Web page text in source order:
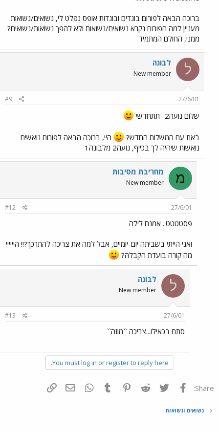
ברוכה הבאה לפורום בוגדים ובוגדות אופס נפלט לי, נשואים/נשואות.
מעניין למה הפורום נקרא נשואים/נשואות ולא להפך נשואות/נשואים?
ממני, החולם המתמיד
ל לבונה
New member
27/6/01
#9
שלום נועה2- תתחדשי
באת עם המשלוח החדש?
היי, ברוכה הבאה לפורום נואשים
נואשות שיהיה לך בכייף, נועה2 מלבונה1
מ מחריבת מסיבות
New member
27/6/01
#12
פסטטטט.. אמנם לילה
ואני הייתי בשביתה יום-יומיים, אבל למה את צריכה להתרכך?!! היייייי
מה קורה בועדת הקבלה?
ל לבונה
New member
27/6/01
#13
סתם בכאילו...צריכה ``מוזה``
You must log in or register to reply here.
Share: פייסבוק Twitter
Reddit
Pinterest
Tumblr
WhatsAppדואר אלקטרוני
נשואים ונשואות